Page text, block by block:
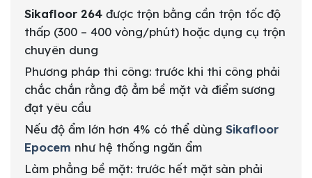
Sikafloor 264 được trộn bằng cần trộn tốc độ
thấp (300 – 400 vòng/phút) hoặc dụng cụ trộn
chuyên dung
Phương pháp thi công: trước khi thi công phải
chắc chắn rằng độ ẳm bề mặt và điểm sương
đạt yêu cầu
Nếu độ ẩm lớn hơn 4% có thể dùng Sikafloor
Epocem như hệ thống ngăn ẩm
Làm phẳng bề mặt: trước hết mặt sàn phải